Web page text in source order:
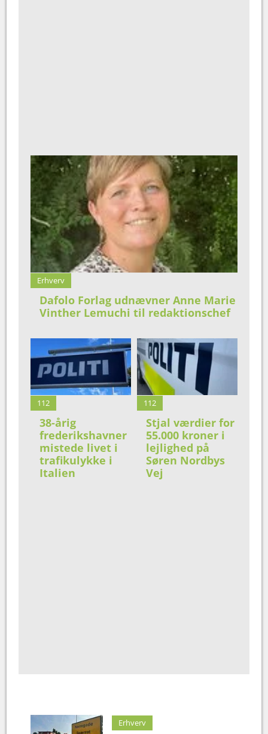
Erhverv
Dafolo Forlag udnævner Anne Marie
Vinther Lemuchi til redaktionschef
112
38-årig
frederikshavner
mistede livet i
trafikulykke i
Italien
112
Stjal værdier for
55.000 kroner i
lejlighed på
Søren Nordbys
Vej
Erhverv